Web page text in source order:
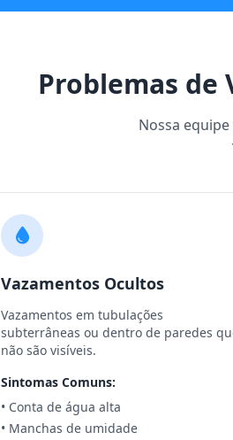
Problemas de
Nossa
Vazamentos Ocultos
Vazamentos em tubulações
subterrâneas ou dentro de paredes
não são visíveis.
Sintomas Comuns:
• Conta de água alta
• Manchas de umidade